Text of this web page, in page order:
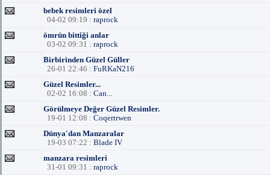
bebek resimleri özel
04-02 09:19 : raprock
ömrün bittiği anlar
03-02 09:31 : raprock
Birbirinden Güzel Güller
26-01 22:46 : FuRKaN216
Güzel Resimler...
02-02 16:08 : Can...
Görülmeye Değer Güzel Resimler.
19-01 12:08 : Coqertrwen
Dünya'dan Manzaralar
19-03 07:22 : Blade IV
manzara resimleri
31-01 09:31 : raprock